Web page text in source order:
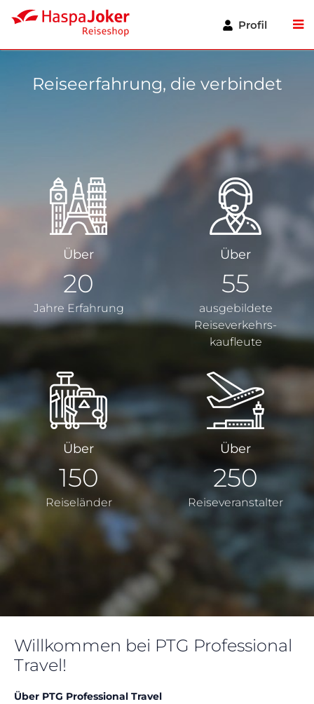
Hauptinhalt
Profil
Reiseerfahrung, die verbindet
Über
20
Jahre Erfahrung
Über
55
ausgebildete
Reiseverkehrs­
kaufleute
Über
150
Reiseländer
Über
250
Reiseveranstalter
Willkommen bei PTG Professional
Travel!
Über PTG Professional Travel